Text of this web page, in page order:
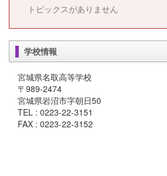
トピックスがありません
学校情報
宮城県名取高等学校
〒989-2474
宮城県岩沼市字朝日50
TEL : 0223-22-3151
FAX : 0223-22-3152